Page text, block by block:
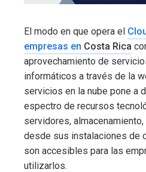
El modo en que opera el
empresas en Costa Rica
aprovechamiento de
informáticos a través de la
servicios en la nube pone a
espectro de recursos
servidores,
desde sus instalaciones de
son accesibles para las
utilizarlos.